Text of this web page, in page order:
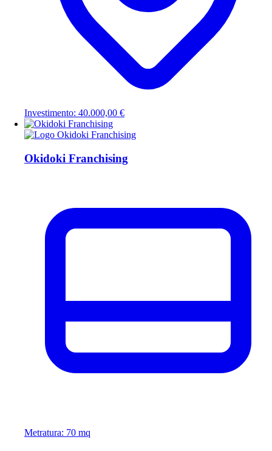
Investimento: 40.000,00 €
Okidoki Franchising
Metratura: 70 mq